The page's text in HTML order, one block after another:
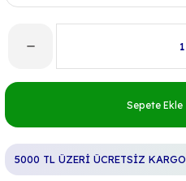
Sepete Ekle
5000 TL ÜZERİ ÜCRETSİZ KARGO